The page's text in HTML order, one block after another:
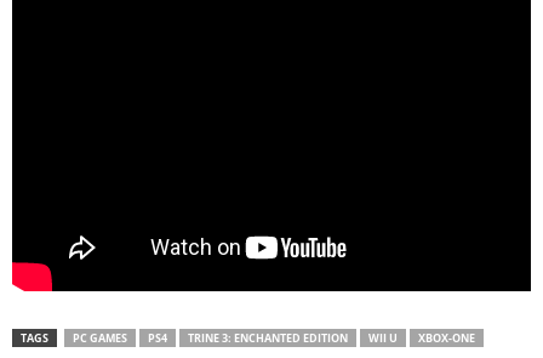
TAGS PC GAMES PS4 TRINE 3: ENCHANTED EDITION WII U XBOX-ONE